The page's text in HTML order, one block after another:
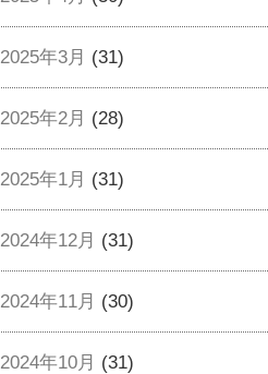
2025年3月 (31)
2025年2月 (28)
2025年1月 (31)
2024年12月 (31)
2024年11月 (30)
2024年10月 (31)